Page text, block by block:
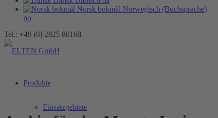
Norsk bokmål Norwegisch (Buchsprache)
no
Tel.: +49 (0) 2825 80168
Produkte
Einsatzgebiete